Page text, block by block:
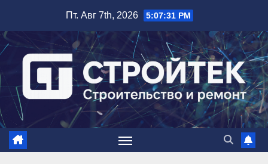
содержимому
Пт. Авг 7th, 2026 5:07:32 PM